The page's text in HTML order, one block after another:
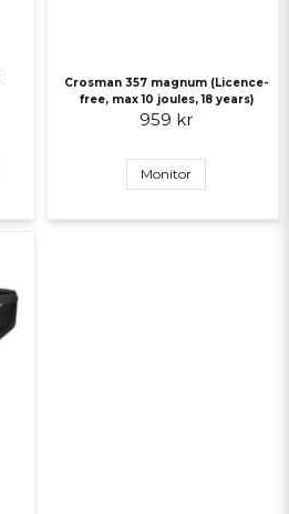
Crosman 357 magnum (Licence-
free, max 10 joules, 18 years)
959 kr
Monitor